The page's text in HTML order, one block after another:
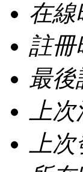
在線
註冊
最後
上
上